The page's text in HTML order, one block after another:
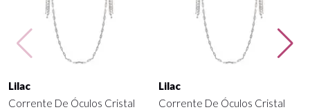
Lilac
Corrente De Óculos Cristal
Lilac
Corrente De Óculos Cristal